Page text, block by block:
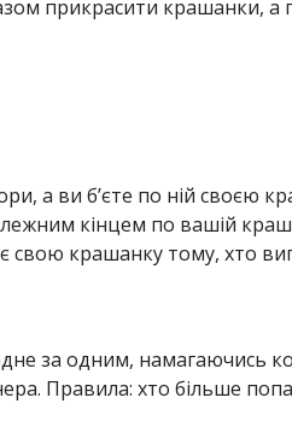
прикрасити крашанки,
а ви б’єте по ній своєю
кінцем по вашій
свою крашанку тому, хто
за одним, намагаючись
Правила: хто більше